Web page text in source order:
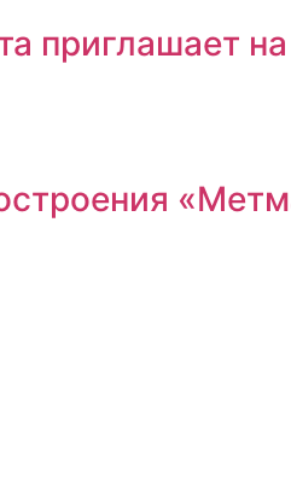
приглашает